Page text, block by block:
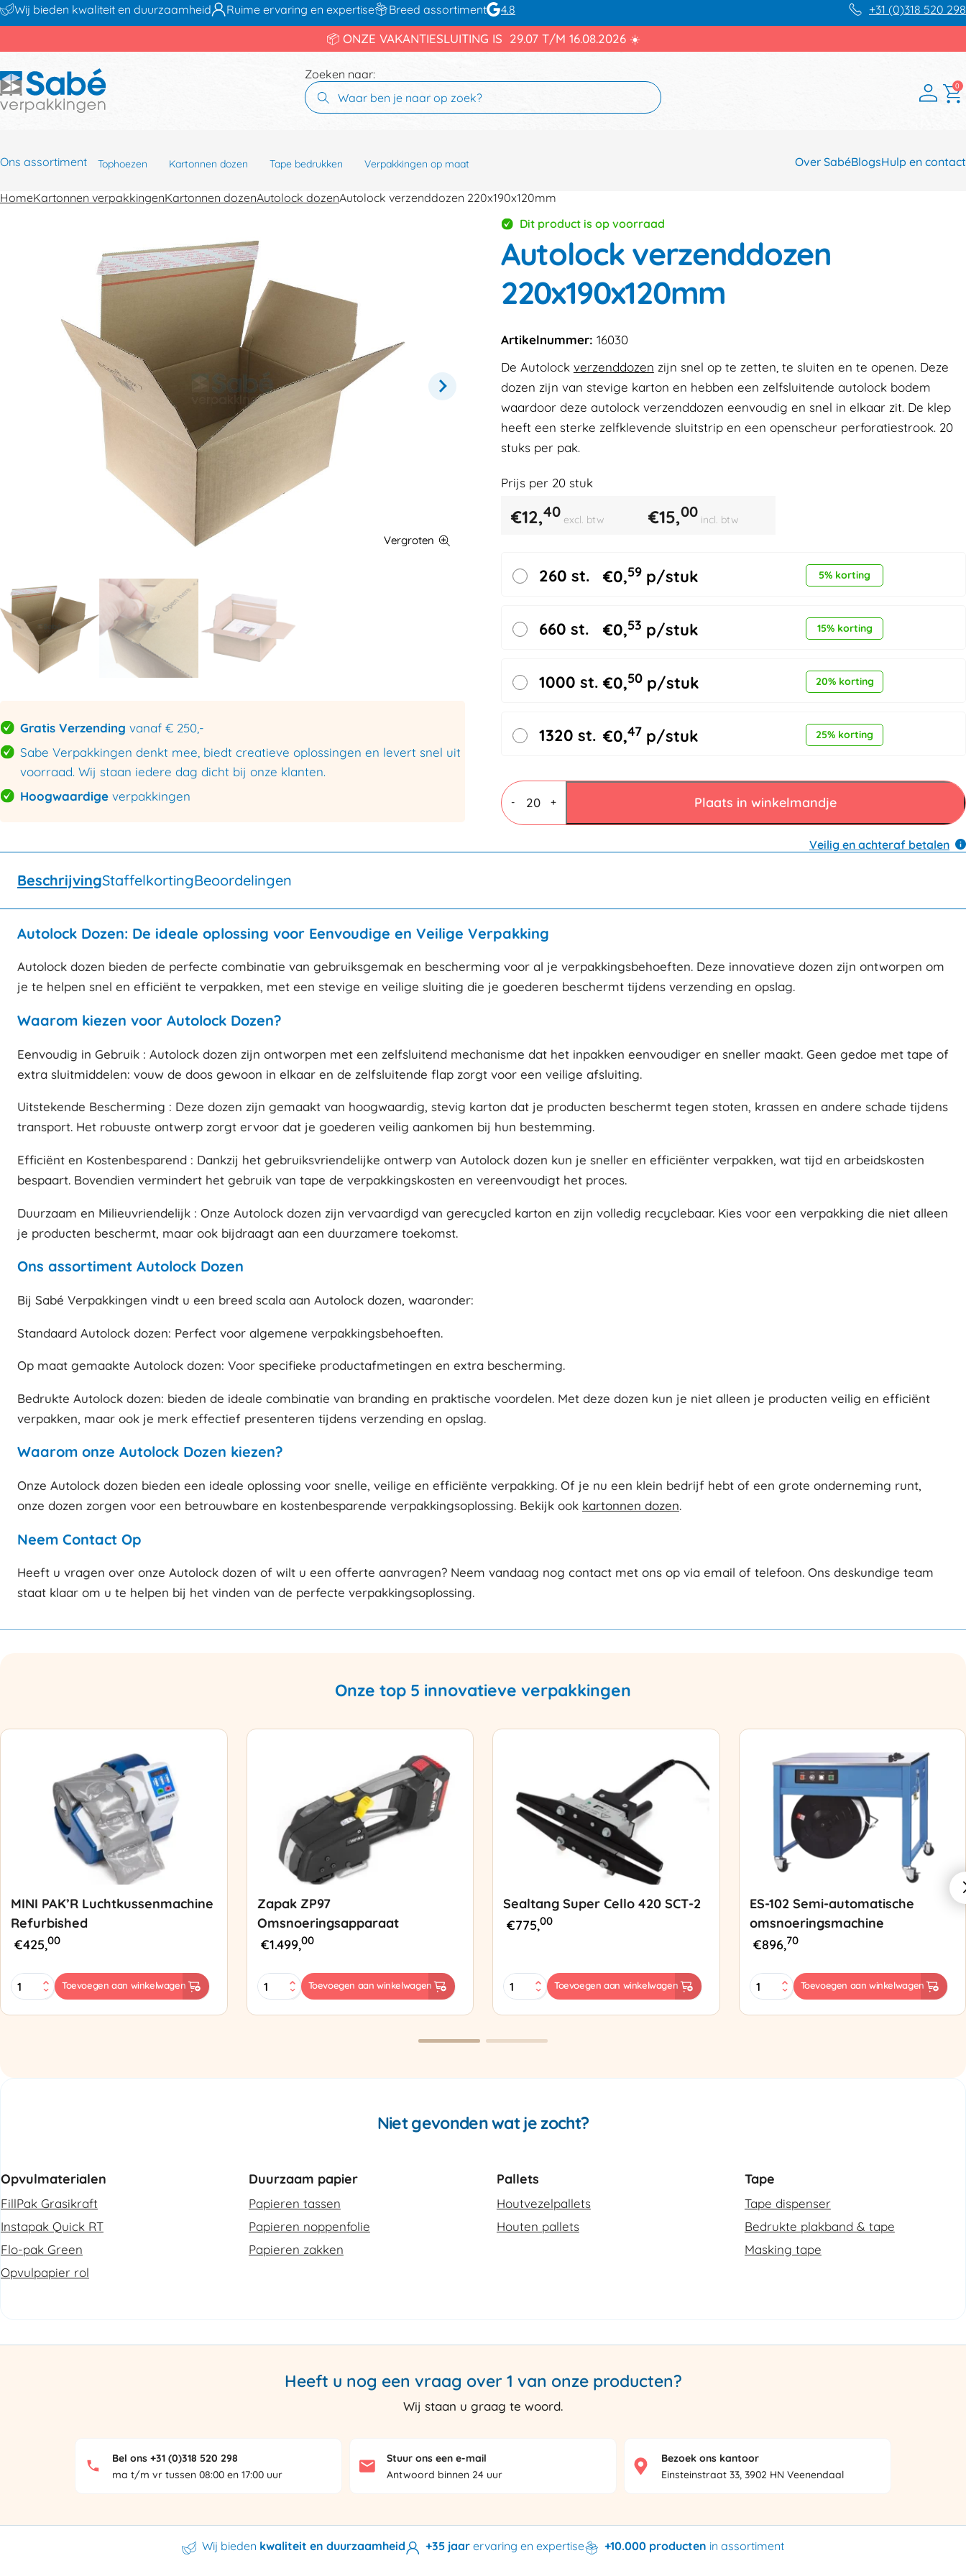
Wij bieden kwaliteit en duurzaamheid Ruime ervaring en expertise Breed assortiment 4.8 +31 (0)318 520 298
📦 ONZE VAKANTIESLUITING IS 29.07 T/M 16.08.2026 ☀️
Zoeken naar:
0
Ons assortiment Over SabéBlogsHulp en contact
Tophoezen Kartonnen dozen Tape bedrukken Verpakkingen op maat
HomeKartonnen verpakkingenKartonnen dozenAutolock dozenAutolock verzenddozen 220x190x120mm
Gratis Verzending vanaf € 250,-
Sabe Verpakkingen denkt mee, biedt creatieve oplossingen en levert snel uit
voorraad. Wij staan iedere dag dicht bij onze klanten.
Hoogwaardige verpakkingen
Dit product is op voorraad
Autolock verzenddozen
220x190x120mm
Artikelnummer: 16030
De Autolock verzenddozen zijn snel op te zetten, te sluiten en te openen. Deze
dozen zijn van stevige karton en hebben een zelfsluitende autolock bodem
waardoor deze autolock verzenddozen eenvoudig en snel in elkaar zit. De klep
heeft een sterke zelfklevende sluitstrip en een openscheur perforatiestrook. 20
stuks per pak.
Prijs per 20stuk
€12,40 excl. btw €15,00 incl. btw
260 st. €0,59 p/stuk 5% korting
660 st. €0,53 p/stuk 15% korting
1000 st. €0,50 p/stuk 20% korting
1320 st. €0,47 p/stuk 25% korting
-
Autolock
verzenddozen
220x190x120mm
aantal
+ Plaats in winkelmandje
Veilig en achteraf betalen
BeschrijvingStaffelkortingBeoordelingen
Autolock Dozen: De ideale oplossing voor Eenvoudige en Veilige Verpakking
Autolock dozen bieden de perfecte combinatie van gebruiksgemak en bescherming voor al je verpakkingsbehoeften. Deze innovatieve dozen zijn ontworpen om
je te helpen snel en efficiënt te verpakken, met een stevige en veilige sluiting die je goederen beschermt tijdens verzending en opslag.
Waarom kiezen voor Autolock Dozen?
Eenvoudig in Gebruik : Autolock dozen zijn ontworpen met een zelfsluitend mechanisme dat het inpakken eenvoudiger en sneller maakt. Geen gedoe met tape of
extra sluitmiddelen: vouw de doos gewoon in elkaar en de zelfsluitende flap zorgt voor een veilige afsluiting.
Uitstekende Bescherming : Deze dozen zijn gemaakt van hoogwaardig, stevig karton dat je producten beschermt tegen stoten, krassen en andere schade tijdens
transport. Het robuuste ontwerp zorgt ervoor dat je goederen veilig aankomen bij hun bestemming.
Efficiënt en Kostenbesparend : Dankzij het gebruiksvriendelijke ontwerp van Autolock dozen kun je sneller en efficiënter verpakken, wat tijd en arbeidskosten
bespaart. Bovendien vermindert het gebruik van tape de verpakkingskosten en vereenvoudigt het proces.
Duurzaam en Milieuvriendelijk : Onze Autolock dozen zijn vervaardigd van gerecycled karton en zijn volledig recyclebaar. Kies voor een verpakking die niet alleen
je producten beschermt, maar ook bijdraagt aan een duurzamere toekomst.
Ons assortiment Autolock Dozen
Bij Sabé Verpakkingen vindt u een breed scala aan Autolock dozen, waaronder:
Standaard Autolock dozen: Perfect voor algemene verpakkingsbehoeften.
Op maat gemaakte Autolock dozen: Voor specifieke productafmetingen en extra bescherming.
Bedrukte Autolock dozen: bieden de ideale combinatie van branding en praktische voordelen. Met deze dozen kun je niet alleen je producten veilig en efficiënt
verpakken, maar ook je merk effectief presenteren tijdens verzending en opslag.
Waarom onze Autolock Dozen kiezen?
Onze Autolock dozen bieden een ideale oplossing voor snelle, veilige en efficiënte verpakking. Of je nu een klein bedrijf hebt of een grote onderneming runt,
onze dozen zorgen voor een betrouwbare en kostenbesparende verpakkingsoplossing. Bekijk ook kartonnen dozen.
Neem Contact Op
Heeft u vragen over onze Autolock dozen of wilt u een offerte aanvragen? Neem vandaag nog contact met ons op via email of telefoon. Ons deskundige team
staat klaar om u te helpen bij het vinden van de perfecte verpakkingsoplossing.
Onze top 5 innovatieve verpakkingen
MINI PAK’R Luchtkussenmachine
Refurbished
€425,00
MINI
PAK'R
Toevoegen aan winkelwagen
Zapak ZP97
Omsnoeringsapparaat
€1.499,00
Zapak
ZP97
Toevoegen aan winkelwagen
Sealtang Super Cello 420 SCT-2
€775,00
Sealtang
Super
Toevoegen aan winkelwagen
ES-102 Semi-automatische
omsnoeringsmachine
€896,70
ES-
102
Toevoegen aan winkelwagen
Niet gevonden wat je zocht?
Opvulmaterialen
FillPak Grasikraft
Instapak Quick RT
Flo-pak Green
Opvulpapier rol
Duurzaam papier
Papieren tassen
Papieren noppenfolie
Papieren zakken
Pallets
Houtvezelpallets
Houten pallets
Tape
Tape dispenser
Bedrukte plakband & tape
Masking tape
Heeft u nog een vraag over 1 van onze producten?
Wij staan u graag te woord.
Bel ons +31 (0)318 520 298
ma t/m vr tussen 08:00 en 17:00 uur
Stuur ons een e-mail
Antwoord binnen 24 uur
Bezoek ons kantoor
Einsteinstraat 33, 3902 HN Veenendaal
Wij bieden kwaliteit en duurzaamheid +35 jaar ervaring en expertise +10.000 producten in assortiment